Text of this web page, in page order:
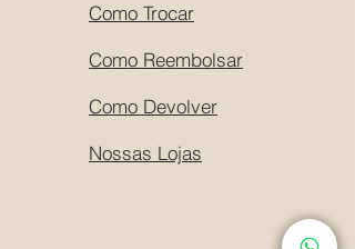
Como Trocar
Como Reembolsar
Como Devolver
Nossas Lojas